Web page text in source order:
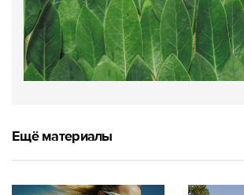
Ещё материалы